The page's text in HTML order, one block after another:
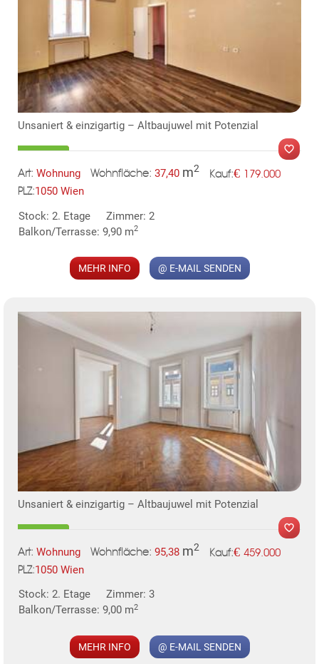
TE
Unsaniert & einzigartig – Altbaujuwel mit Potenzial
Art: Wohnung Wohnfläche: 37,40 m2 Kauf:€ 179.000
PLZ:1050 Wien
Stock: 2. Etage
Zimmer: 2
Balkon/Terrasse: 9,90 m2
MEHR INFO @ E-MAIL SENDEN
Unsaniert & einzigartig – Altbaujuwel mit Potenzial
Art: Wohnung Wohnfläche: 95,38 m2 Kauf:€ 459.000
PLZ:1050 Wien
Stock: 2. Etage
Zimmer: 3
Balkon/Terrasse: 9,00 m2
MEHR INFO @ E-MAIL SENDEN